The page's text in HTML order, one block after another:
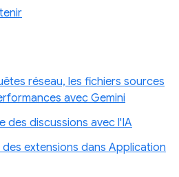
réseau, les fichiers sources
avec Gemini
des discussions avec l'IA
extensions dans Application